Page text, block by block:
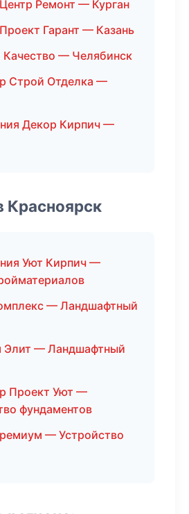
Ремонт — Курган
Гарант — Казань
— Челябинск
Строй Отделка —
Декор Кирпич —
Красноярск
Уют Кирпич —
— Ландшафтный
— Ландшафтный
Проект Уют —
фундаментов
— Устройство